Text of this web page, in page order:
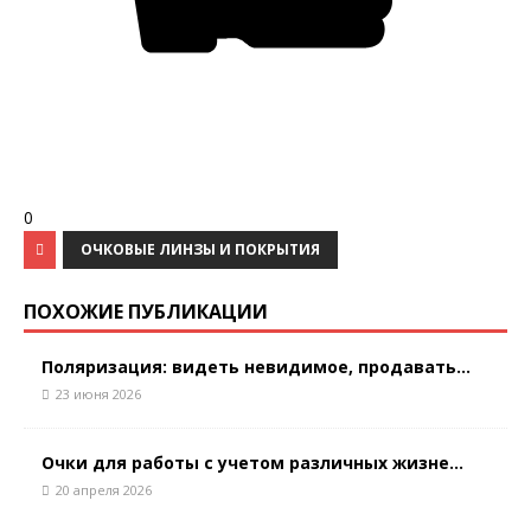
0
ОЧКОВЫЕ ЛИНЗЫ И ПОКРЫТИЯ
ПОХОЖИЕ ПУБЛИКАЦИИ
Поляризация: видеть невидимое, продавать...
23 июня 2026
Очки для работы с учетом различных жизне...
20 апреля 2026